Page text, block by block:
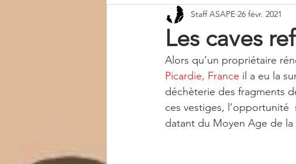
Les caves
Staff ASAPE 26 févr. 2021
Alors qu’un propriétaire
Picardie, France il a eu la
déchèterie des fragments
ces vestiges, l’opportunité
datant du Moyen Age de